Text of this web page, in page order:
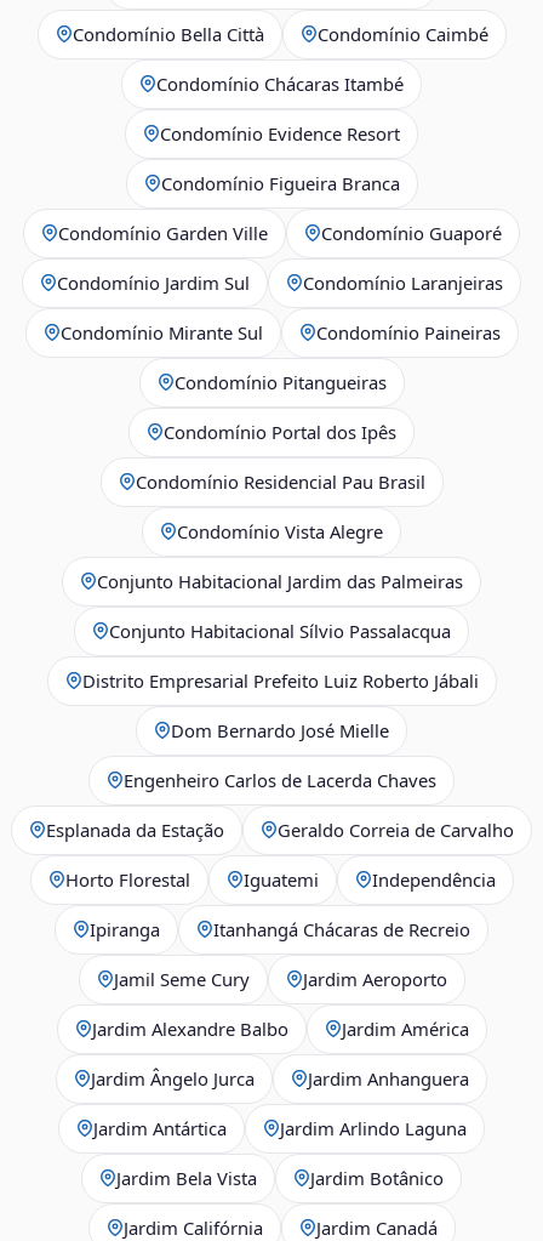
Condomínio Bella Città Condomínio Caimbé
Condomínio Chácaras Itambé
Condomínio Evidence Resort
Condomínio Figueira Branca
Condomínio Garden Ville Condomínio Guaporé
Condomínio Jardim Sul Condomínio Laranjeiras
Condomínio Mirante Sul Condomínio Paineiras
Condomínio Pitangueiras
Condomínio Portal dos Ipês
Condomínio Residencial Pau Brasil
Condomínio Vista Alegre
Conjunto Habitacional Jardim das Palmeiras
Conjunto Habitacional Sílvio Passalacqua
Distrito Empresarial Prefeito Luiz Roberto Jábali
Dom Bernardo José Mielle
Engenheiro Carlos de Lacerda Chaves
Esplanada da Estação Geraldo Correia de Carvalho
Horto Florestal Iguatemi Independência
Ipiranga Itanhangá Chácaras de Recreio
Jamil Seme Cury Jardim Aeroporto
Jardim Alexandre Balbo Jardim América
Jardim Ângelo Jurca Jardim Anhanguera
Jardim Antártica Jardim Arlindo Laguna
Jardim Bela Vista Jardim Botânico
Jardim Califórnia Jardim Canadá